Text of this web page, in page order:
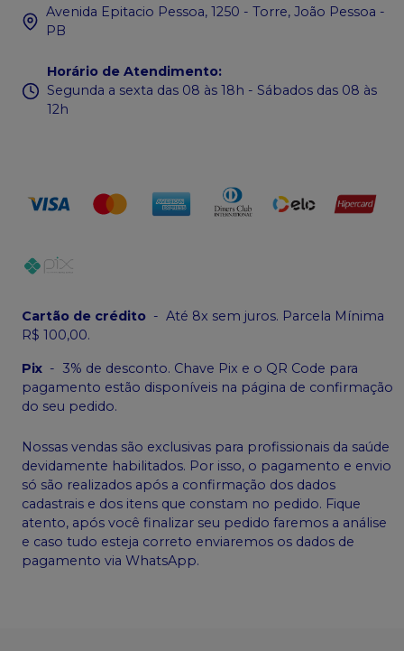
Avenida Epitacio Pessoa, 1250 - Torre, João Pessoa -
PB
Horário de Atendimento:
Segunda a sexta das 08 às 18h - Sábados das 08 às
12h
Cartão de crédito - Até 8x sem juros. Parcela Mínima
R$ 100,00.
Pix - 3% de desconto. Chave Pix e o QR Code para
pagamento estão disponíveis na página de confirmação
do seu pedido.
Nossas vendas são exclusivas para profissionais da saúde
devidamente habilitados. Por isso, o pagamento e envio
só são realizados após a confirmação dos dados
cadastrais e dos itens que constam no pedido. Fique
atento, após você finalizar seu pedido faremos a análise
e caso tudo esteja correto enviaremos os dados de
pagamento via WhatsApp.